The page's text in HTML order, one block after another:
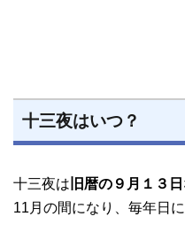
十三夜はいつ？
十三夜は 旧暦の９月１３日
11月の間になり、毎年日